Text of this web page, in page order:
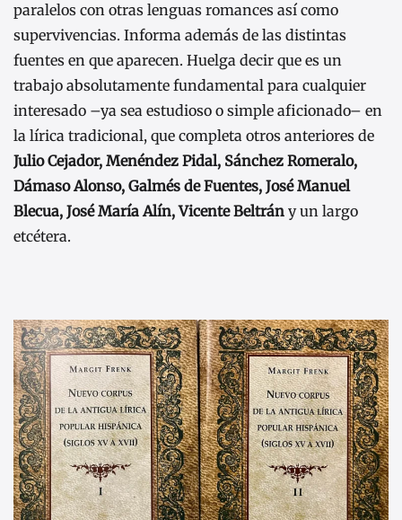
paralelos con otras lenguas romances así como
supervivencias. Informa además de las distintas
fuentes en que aparecen. Huelga decir que es un
trabajo absolutamente fundamental para cualquier
interesado –ya sea estudioso o simple aficionado– en
la lírica tradicional, que completa otros anteriores de
Julio Cejador, Menéndez Pidal, Sánchez Romeralo,
Dámaso Alonso, Galmés de Fuentes, José Manuel
Blecua, José María Alín, Vicente Beltrán y un largo
etcétera.